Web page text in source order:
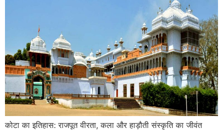
कोटा का इतिहास: राजपूत वीरता, कला और हाड़ौती संस्कृति का जीवंत